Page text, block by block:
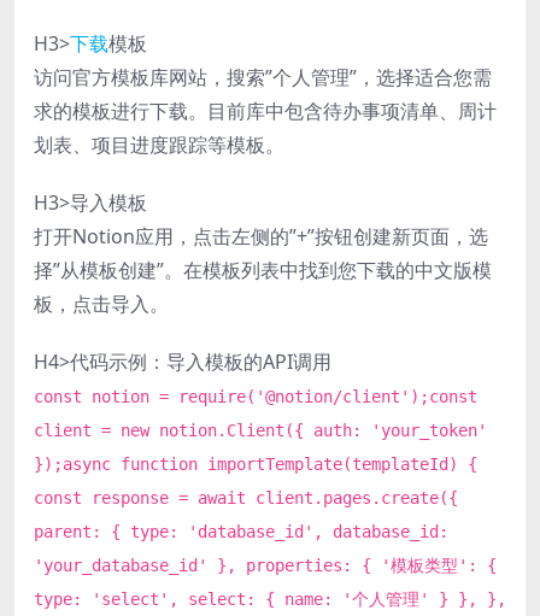
H3>下载模板
访问官方模板库网站，搜索”个人管理”，选择适合您需
求的模板进行下载。目前库中包含待办事项清单、周计
划表、项目进度跟踪等模板。
H3>导入模板
打开Notion应用，点击左侧的”+”按钮创建新页面，选
择”从模板创建”。在模板列表中找到您下载的中文版模
板，点击导入。
H4>代码示例：导入模板的API调用
const notion = require('@notion/client');const
client = new notion.Client({ auth: 'your_token'
});async function importTemplate(templateId) {
const response = await client.pages.create({
parent: { type: 'database_id', database_id:
'your_database_id' }, properties: { '模板类型': {
type: 'select', select: { name: '个人管理' } }, },